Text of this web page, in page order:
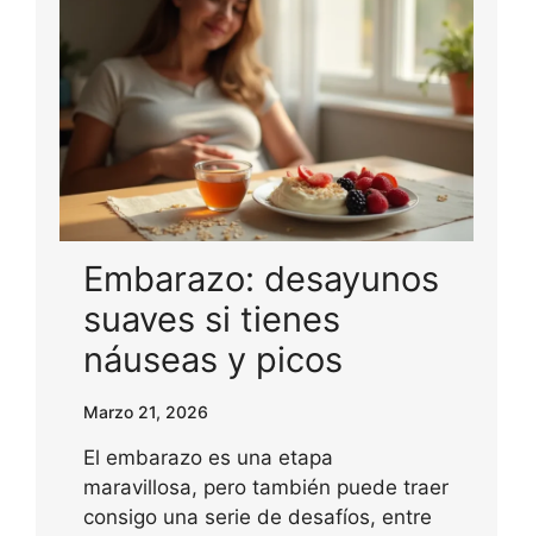
Embarazo: desayunos
suaves si tienes
náuseas y picos
Marzo 21, 2026
El embarazo es una etapa
maravillosa, pero también puede traer
consigo una serie de desafíos, entre